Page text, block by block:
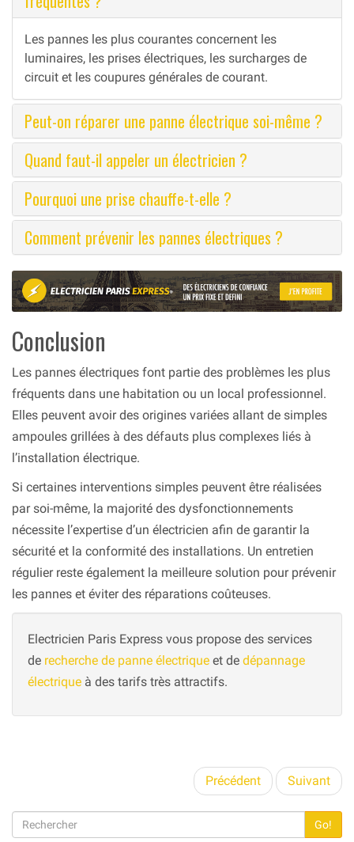
Les pannes les plus courantes concernent les
luminaires, les prises électriques, les surcharges de
circuit et les coupures générales de courant.
Peut-on réparer une panne électrique soi-même ?
Quand faut-il appeler un électricien ?
Pourquoi une prise chauffe-t-elle ?
Comment prévenir les pannes électriques ?
Conclusion
Les pannes électriques font partie des problèmes les plus
fréquents dans une habitation ou un local professionnel.
Elles peuvent avoir des origines variées allant de simples
ampoules grillées à des défauts plus complexes liés à
l’installation électrique.
Si certaines interventions simples peuvent être réalisées
par soi-même, la majorité des dysfonctionnements
nécessite l’expertise d’un électricien afin de garantir la
sécurité et la conformité des installations. Un entretien
régulier reste également la meilleure solution pour prévenir
les pannes et éviter des réparations coûteuses.
Electricien Paris Express vous propose des services
de recherche de panne électrique et de dépannage
électrique à des tarifs très attractifs.
Précédent Suivant
Go!